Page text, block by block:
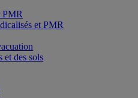
PMR
et PMR
et des sols